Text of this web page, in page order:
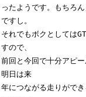
ったようです。もちろ
ですし。
それでもボクとしては
すので、
前回と今回で十分アピ
明日は来
年につながる走りがで